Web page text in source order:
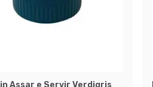
Assar e Servir Verdigris